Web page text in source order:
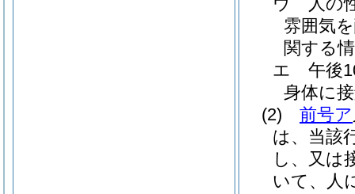
雰囲気
関する
エ
午後
身体に
(2)
前号ア
は、当該
し、又は
いて、人